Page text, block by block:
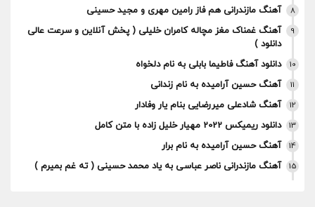
8 آهنگ مازندرانی هم فاز رامین مهری و مجید حسینی
9
آهنگ غمناک مغز مچاله کامران خلیلی ( پخش آنلاین و سرعت عالی
دانلود )
10 دانلود آهنگ فاطیما بابلی به نام دلخواه
11 آهنگ حسین آرامیده به نام زندانی
12 آهنگ شادعلی میررضایی بنام یار وفادار
13 دانلود ریمیکس 2022 مهیار خلیل زاده با متن کامل
14 آهنگ حسین آرامیده به نام برار
15 آهنگ مازندرانی ناصر عباسی به یاد محمد حسینی ( ته غم بمیرم )